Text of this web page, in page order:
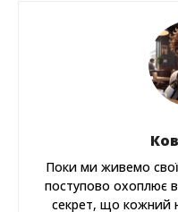
Поки ми живемо
поступово охоплює
секрет, що кожний